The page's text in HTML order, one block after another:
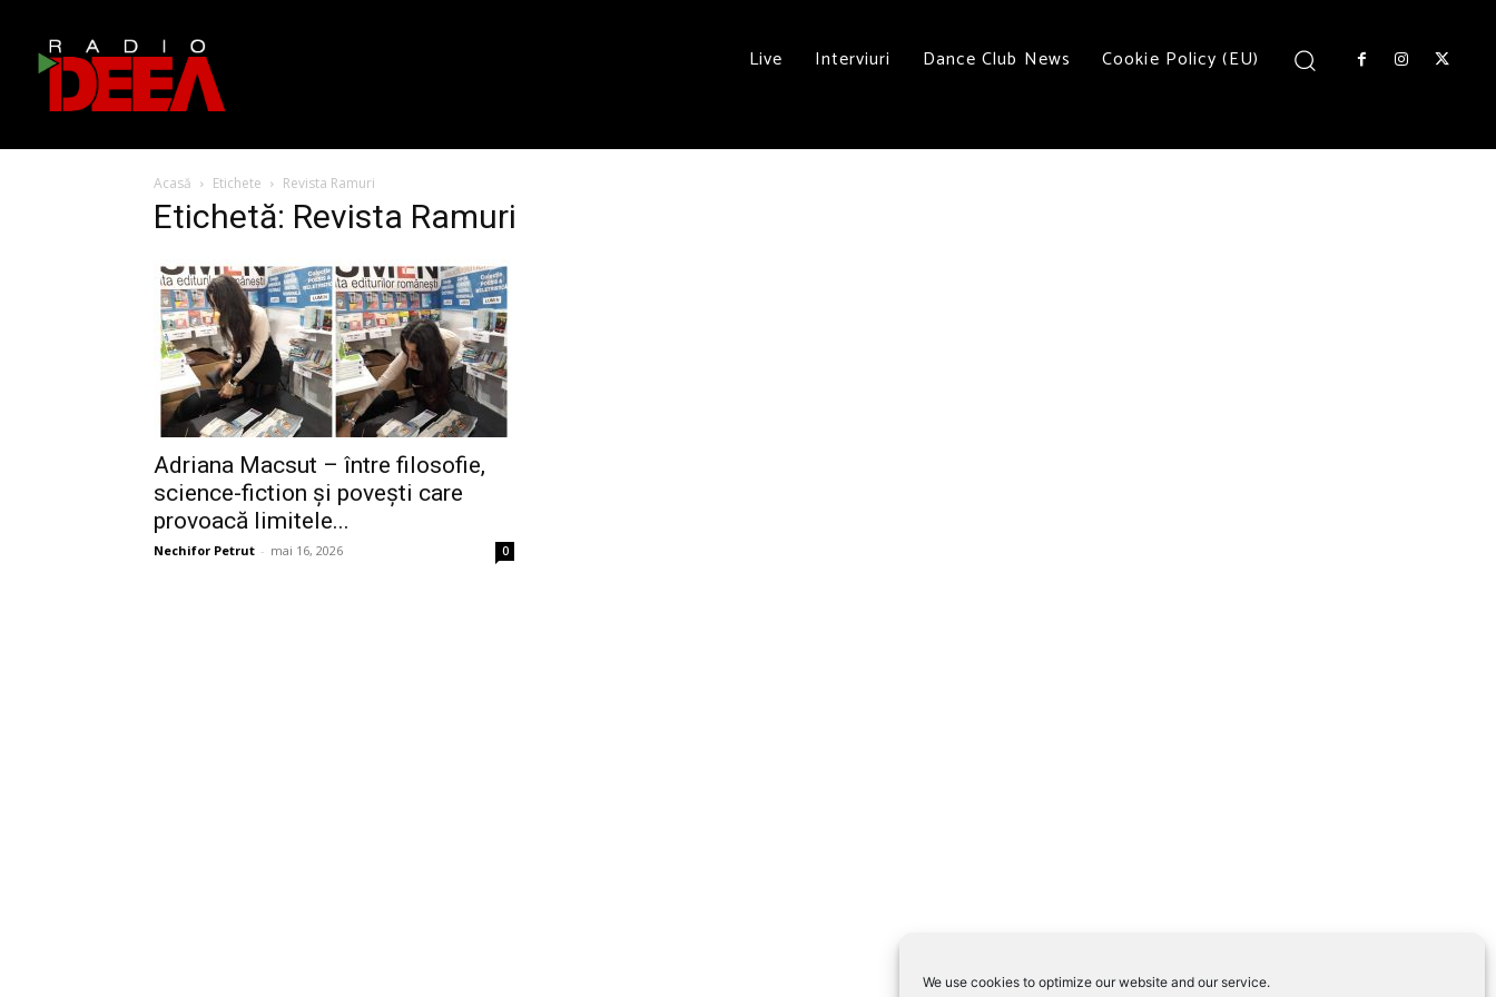
We use cookies to optimize our website and our service.
Live Interviuri Dance Club News Cookie Policy (EU)
Acasă Etichete Revista Ramuri
Etichetă: Revista Ramuri
Adriana Macsut – între filosofie,
science-fiction și povești care
provoacă limitele...
Nechifor Petrut - mai 16, 2026 0